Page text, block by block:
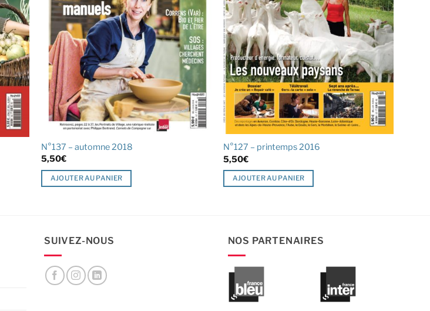
N°137 – automne 2018
5,50€
AJOUTER AU PANIER
N°127 – printemps 2016
5,50€
AJOUTER AU PANIER
SUIVEZ-NOUS NOS PARTENAIRES